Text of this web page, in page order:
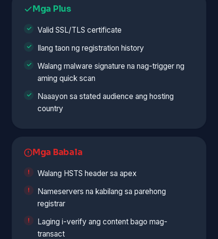
Mga Plus
Valid SSL/TLS certificate
Ilang taon ng registration history
Walang malware signature na nag-trigger ng
aming quick scan
Naaayon sa stated audience ang hosting
country
Mga Babala
Walang HSTS header sa apex
Nameservers na kabilang sa parehong
registrar
Laging i-verify ang content bago mag-
transact